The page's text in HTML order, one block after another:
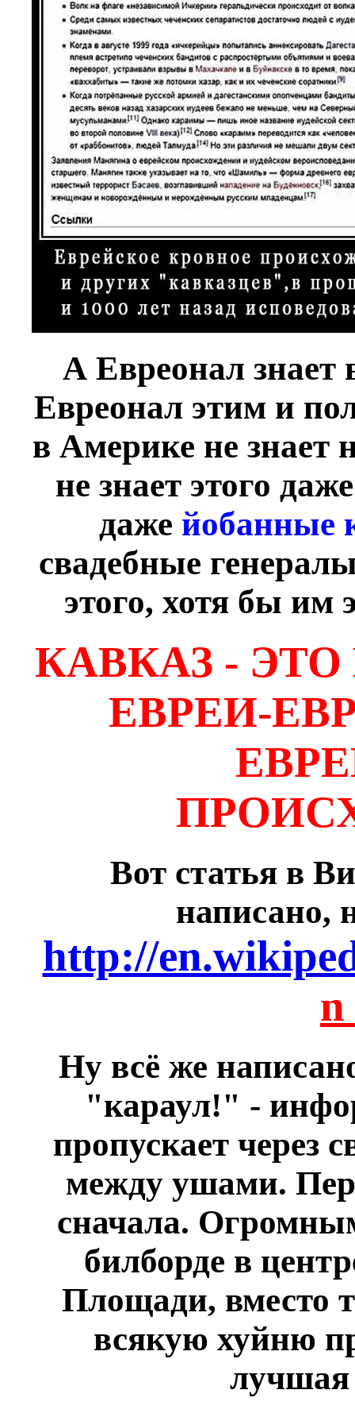
А Евреонал знает
Евреонал этим и
в Америке не знает
не знает этого
даже йобанные
свадебные
этого, хотя бы им
КАВКАЗ -
ЕВРЕИ-
Вот статья в
написано,
http://
Ну всё же
"караул!" -
пропускает через
между ушами.
сначала.
билборде в
Площади, вместо
всякую хуйню
лучшая